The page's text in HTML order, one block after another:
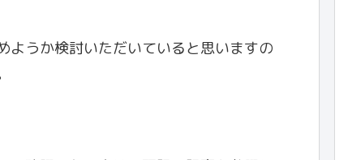
ようか検討いただいていると思いますの